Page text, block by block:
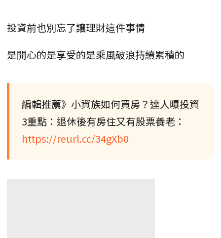
投資前也別忘了讓理財這件事情
是開心的是享受的是乘風破浪持續累積的
編輯推薦》小資族如何買房？達人曝投資
3重點：退休後有房住又有股票養老：
https://reurl.cc/34gXb0